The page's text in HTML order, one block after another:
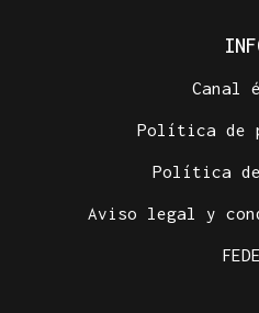
Canal
Política de
Política
Aviso legal y